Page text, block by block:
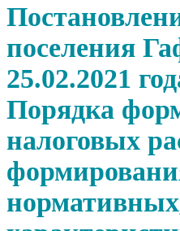
поселения
25.02.2021
Порядка
налоговых